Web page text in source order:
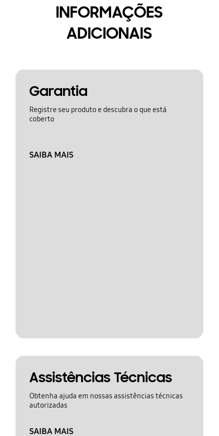
INFORMAÇÕES
ADICIONAIS
Garantia
Registre seu produto e descubra o que está
coberto
SAIBA MAIS
Assistências Técnicas
Obtenha ajuda em nossas assistências técnicas
autorizadas
SAIBA MAIS